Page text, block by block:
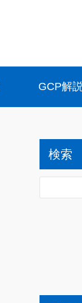
GCP解
検索